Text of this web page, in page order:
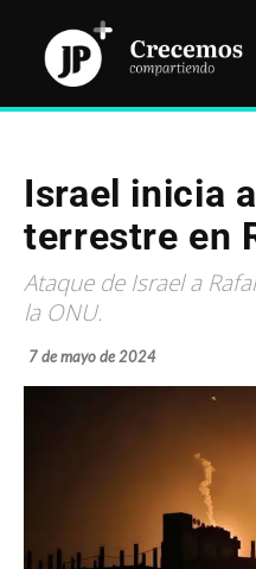
Israel inicia
terrestre en
Ataque de Israel a
la ONU.
7 de mayo de 2024